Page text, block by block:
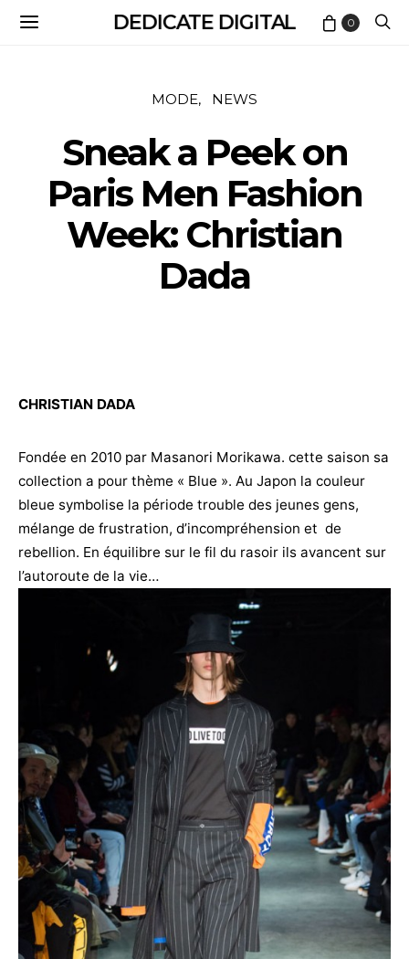
DEDICATE DIGITAL 0
MODE NEWS
Sneak a Peek on
Paris Men Fashion
Week: Christian
Dada
CHRISTIAN DADA
Fondée en 2010 par Masanori Morikawa. cette saison sa
collection a pour thème « Blue ». Au Japon la couleur
bleue symbolise la période trouble des jeunes gens,
mélange de frustration, d’incompréhension et de
rebellion. En équilibre sur le fil du rasoir ils avancent sur
l’autoroute de la vie…